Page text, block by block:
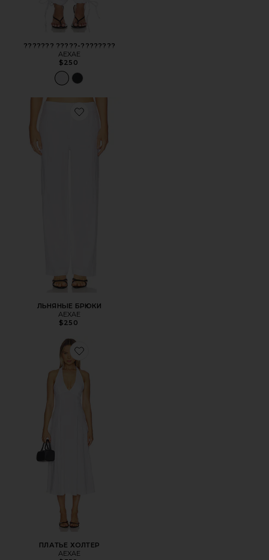
??????? ?????-????????
AEXAE
$250
Favorite ЛЬНЯНЫЕ БРЮКИ
ЛЬНЯНЫЕ БРЮКИ
AEXAE
$250
Favorite ПЛАТЬЕ ХОЛТЕР
ПЛАТЬЕ ХОЛТЕР
AEXAE